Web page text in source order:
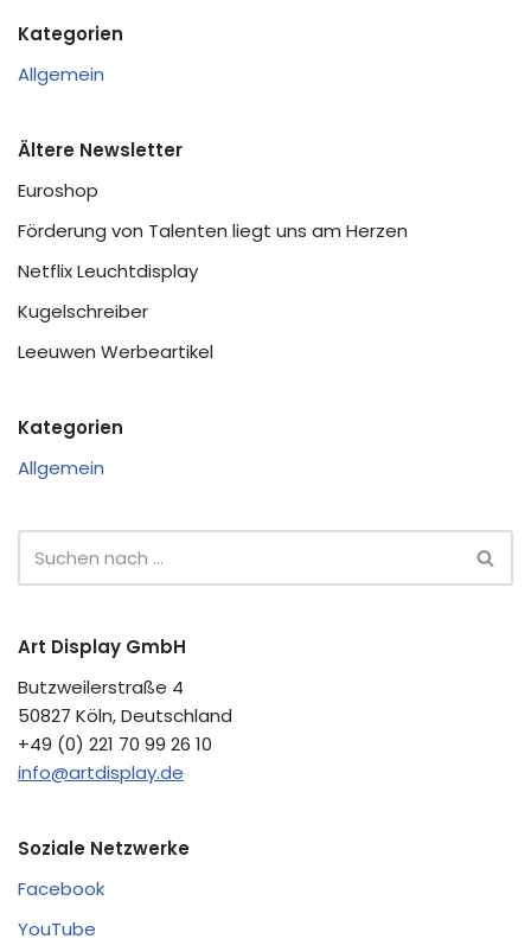
Kategorien
Allgemein
Ältere Newsletter
Euroshop
Förderung von Talenten liegt uns am Herzen
Netflix Leuchtdisplay
Kugelschreiber
Leeuwen Werbeartikel
Kategorien
Allgemein
Art Display GmbH
Butzweilerstraße 4
50827 Köln, Deutschland
+49 (0) 221 70 99 26 10
info@artdisplay.de
Soziale Netzwerke
Facebook
YouTube